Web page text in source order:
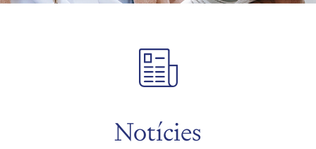
Notícies